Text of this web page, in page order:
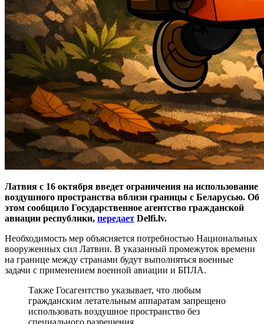
Латвия с 16 октября введет ограничения на использование
воздушного пространства вблизи границы с Беларусью. Об
этом сообщило Государственное агентство гражданской
авиации республики, передает Delfi.lv.
Необходимость мер объясняется потребностью Национальных
вооруженных сил Латвии. В указанный промежуток времени
на границе между странами будут выполняться военные
задачи с применением военной авиации и БПЛА.
Также Госагентство указывает, что любым
гражданским летательным аппаратам запрещено
использовать воздушное пространство без
специального разрешения.